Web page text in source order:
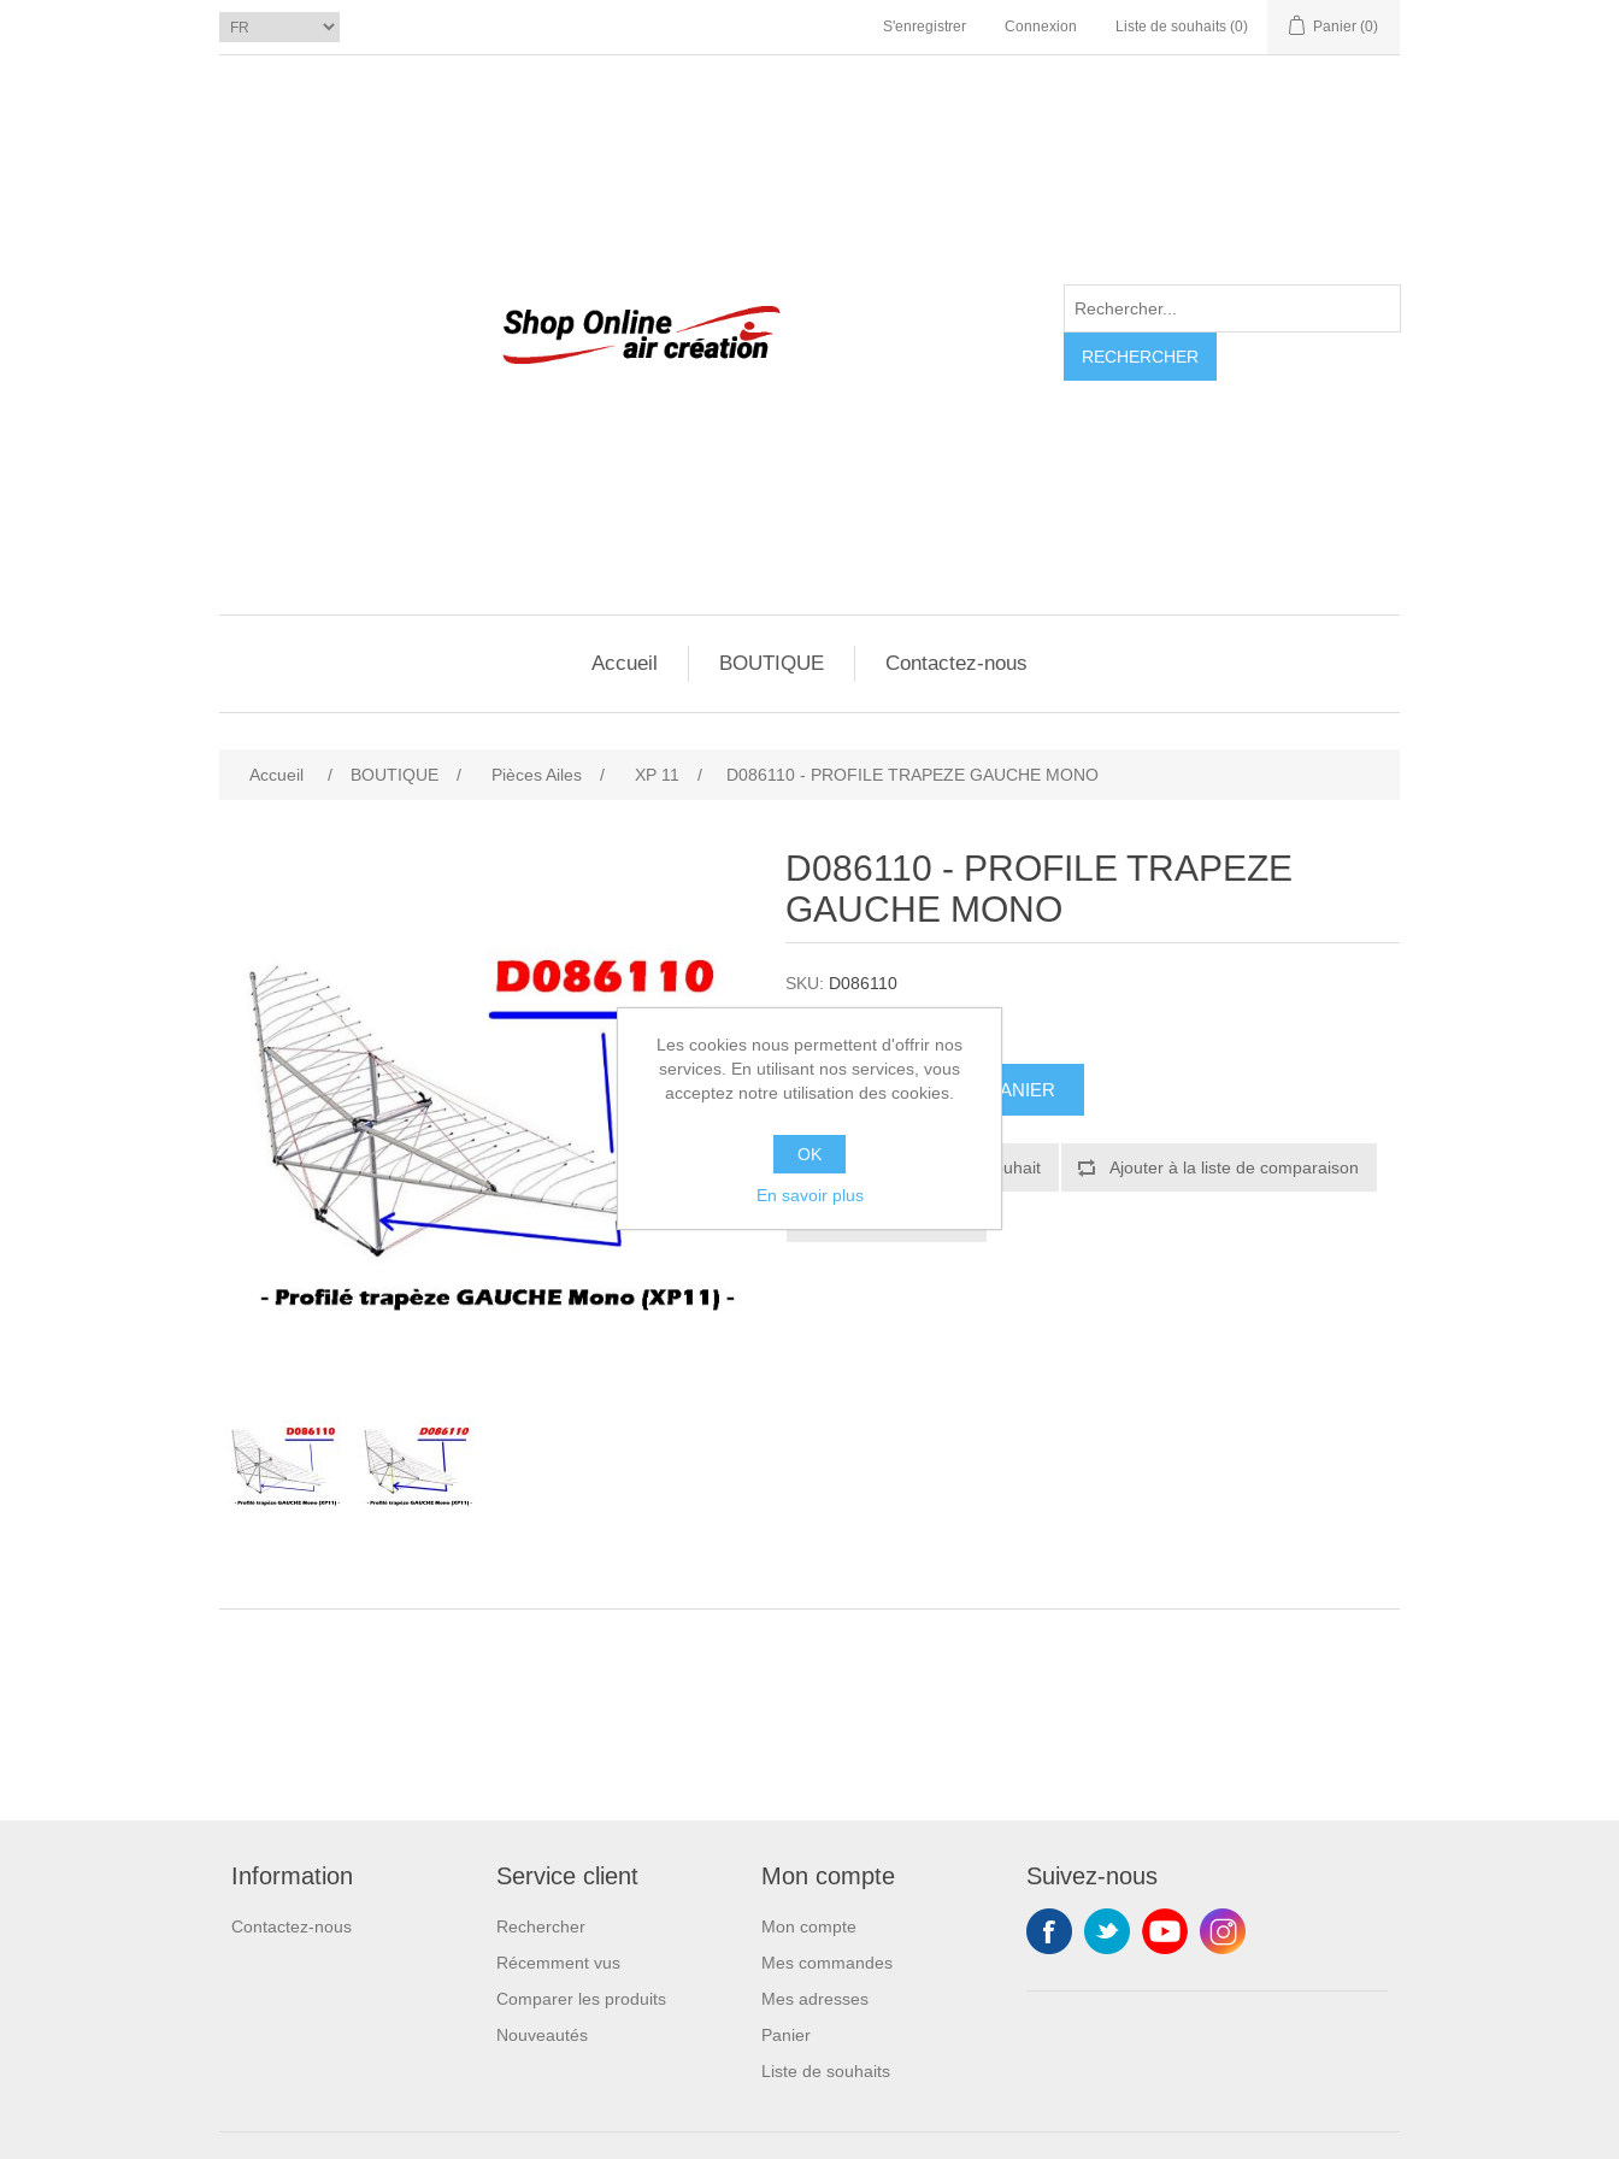
S'enregistrer Connexion Liste de souhaits (0) Panier (0)
RECHERCHER
Accueil BOUTIQUE Contactez-nous
Accueil / BOUTIQUE / Pièces Ailes / XP 11 / D086110 - PROFILE TRAPEZE GAUCHE MONO
D086110 - PROFILE TRAPEZE
GAUCHE MONO
SKU: D086110
AJOUTER AU PANIER
Ajouter à la liste de souhait Ajouter à la liste de comparaison
Information
Contactez-nous
Service client
Rechercher
Récemment vus
Comparer les produits
Nouveautés
Mon compte
Mon compte
Mes commandes
Mes adresses
Panier
Liste de souhaits
Suivez-nous
Les cookies nous permettent d'offrir nos
services. En utilisant nos services, vous
acceptez notre utilisation des cookies.
OK
En savoir plus